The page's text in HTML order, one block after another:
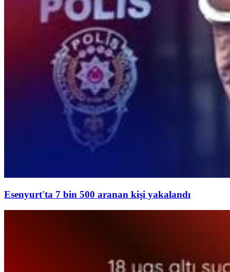
Esenyurt'ta 7 bin 500 aranan kişi yakalandı